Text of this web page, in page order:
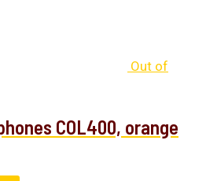
Out of
COL400, orange